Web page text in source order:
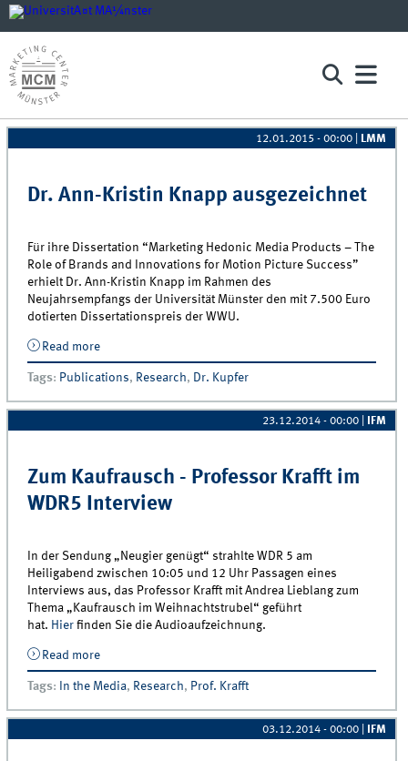
12.01.2015 - 00:00 LMM
Dr. Ann-Kristin Knapp ausgezeichnet
Für ihre Dissertation “Marketing Hedonic Media Products – The
Role of Brands and Innovations for Motion Picture Success”
erhielt Dr. Ann-Kristin Knapp im Rahmen des
Neujahrsempfangs der Universität Münster den mit 7.500 Euro
dotierten Dissertationspreis der WWU.
Read moreabout Dr. Ann-Kristin Knapp ausgezeichnet
Tags: Publications, Research, Dr. Kupfer
23.12.2014 - 00:00 IFM
Zum Kaufrausch - Professor Krafft im
WDR5 Interview
In der Sendung „Neugier genügt“ strahlte WDR 5 am
Heiligabend zwischen 10:05 und 12 Uhr Passagen eines
Interviews aus, das Professor Krafft mit Andrea Lieblang zum
Thema „Kaufrausch im Weihnachtstrubel“ geführt
hat. Hier finden Sie die Audioaufzeichnung.
Read moreabout Zum Kaufrausch - Professor Krafft im WDR5
Interview
Tags: In the Media, Research, Prof. Krafft
03.12.2014 - 00:00 IFM
Pages